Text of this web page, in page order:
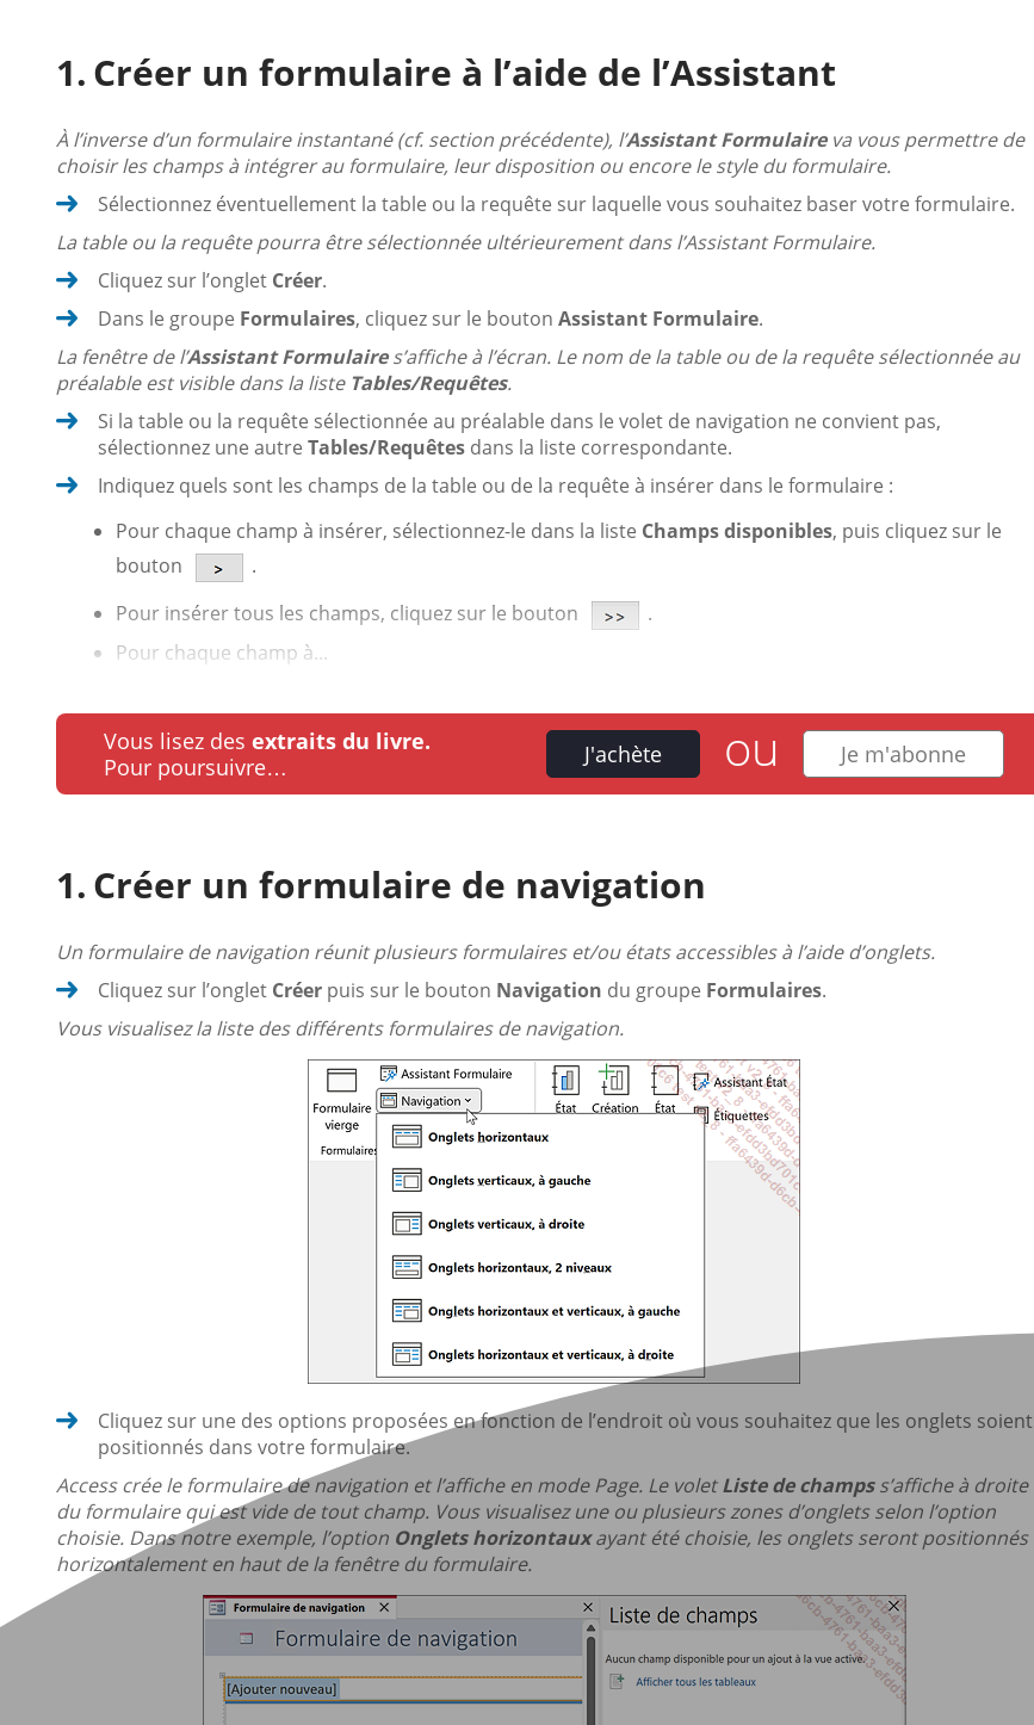
Créer un formulaire à l’aide de l’Assistant
À l’inverse d’un formulaire instantané (cf. section précédente), l’Assistant Formulaireva vous permettre de
choisir les champs à intégrer au formulaire, leur disposition ou encore le style du formulaire.
Sélectionnez éventuellement la table ou la requête sur laquelle vous souhaitez baser votre formulaire.
La table ou la requête pourra être sélectionnée ultérieurement dans l’Assistant Formulaire.
Cliquez sur l’onglet Créer.
Dans le groupe Formulaires, cliquez sur le bouton Assistant Formulaire.
La fenêtre de l’Assistant Formulaires’affiche à l’écran. Le nom de la table ou de la requête sélectionnée au
préalable est visible dans la liste Tables/Requêtes.
Si la table ou la requête sélectionnée au préalable dans le volet de navigation ne convient pas,
sélectionnez une autre Tables/Requêtes dans la liste correspondante.
Indiquez quels sont les champs de la table ou de la requête à insérer dans le formulaire :
Pour chaque champ à insérer, sélectionnez-le dans la liste Champs disponibles, puis cliquez sur le
bouton
.
Pour insérer tous les champs, cliquez sur le bouton
.
Pour chaque champ à...
Vous lisez des extraits du livre.
Pour poursuivre…
J'achète ou Je m'abonne
Créer un formulaire de navigation
Un formulaire de navigation réunit plusieurs formulaires et/ou états accessibles à l’aide d’onglets.
Cliquez sur l’onglet Créer puis sur le bouton Navigation du groupe Formulaires.
Vous visualisez la liste des différents formulaires de navigation.
Cliquez sur une des options proposées en fonction de l’endroit où vous souhaitez que les onglets soient
positionnés dans votre formulaire.
Access crée le formulaire de navigation et l’affiche en mode Page. Le voletListe de champss’affiche à droite
du formulaire qui est vide de tout champ. Vous visualisez une ou plusieurs zones d’onglets selon l’option
choisie. Dans notre exemple, l’option Onglets horizontauxayant été choisie, les onglets seront positionnés
horizontalement en haut de la fenêtre du formulaire.